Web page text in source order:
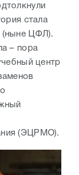
стала
(ныне ЦФЛ).
– пора
центр
(ЭЦРМО).